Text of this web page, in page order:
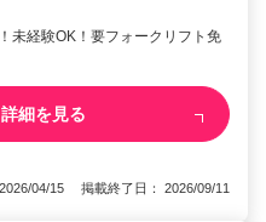
未経験OK！要フォークリフト免
詳細を見る
04/15 掲載終了日： 2026/09/11